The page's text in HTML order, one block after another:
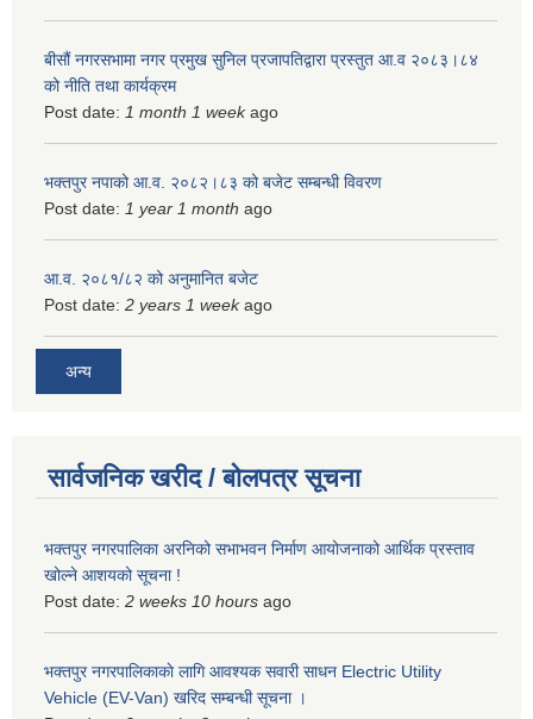
बीसौं नगरसभामा नगर प्रमुख सुनिल प्रजापतिद्वारा प्रस्तुत आ.व‍ २०८३।८४
को नीति तथा कार्यक्रम
Post date: 1 month 1 weekago
भक्तपुर नपाको आ.व. २०८२।८३ को बजेट सम्बन्धी विवरण
Post date: 1 year 1 month ago
आ.व. २०८१/८२ को अनुमानित बजेट
Post date: 2 years 1 weekago
अन्य
सार्वजनिक खरीद / बोलपत्र सूचना
भक्तपुर नगरपालिका अरनिको सभाभवन निर्माण आयोजनाको आर्थिक प्रस्ताव
खोल्ने आशयको सूचना !
Post date: 2 weeks 10 hours ago
भक्तपुर नगरपालिकाकाे लागि आवश्यक सवारी साधन Electric Utility
Vehicle (EV-Van) खरिद सम्बन्धी सूचना ।